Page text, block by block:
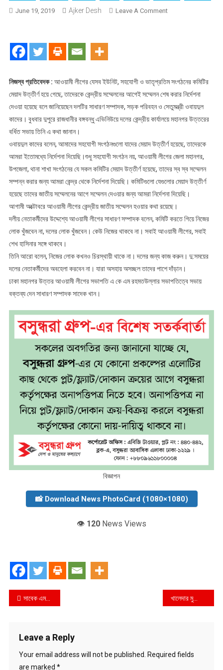
June 19, 2019 Ajker Desh Leave A CommentOn
গঠনের
নির্দেশনা
নিজস্ব প্রতিবেদক : আওয়ামী লীগের যেসব ইউনিট, সহযোগী ও ভাতৃপ্রতিম সংগঠনের কমিটির
মেয়াদ উত্তীর্ণ হয়ে গেছে, তাদেরকে কেন্দ্রীয় সম্মেলনের আগেই সম্মেলন শেষ করার নির্দেশনা
দেওয়া হয়েছে বলে জানিয়েছেন দলটির সাধারণ সম্পাদক, সড়ক পরিবহন ও সেতুমন্ত্রী ওবায়দুল
কাদের। বুধবার দুপুরে রাজধানীর বঙ্গবন্ধু এভিনিউয়ে দলের কেন্দ্রীয় কার্যালয়ে মহানগর উত্তরের
বর্ধিত সভায় তিনি এ কথা জানান।
ওবায়দুল কাদের বলেন, আমাদের সহযোগী সংগঠনগুলো যাদের মেয়াদ উত্তীর্ণ হয়েছে, তাদেরকে
আমরা ইতোমধ্যে নির্দেশনা দিয়েছি।শুধু সহযোগী সংগঠন নয়, আওয়ামী লীগের জেলা মহানগর,
উপজেলা, থানা শাখা সংগঠনের যে সকল কমিটির মেয়াদ উত্তীর্ণ হয়েছে, তাদের স্ব স্ব সম্মেলন
সম্পন্ন করার জন্য আমরা কেন্দ্র থেকে নির্দেশনা দিয়েছি। কমিটিগুলো যেগুলোর মেয়াদ উত্তীর্ণ
হয়েছে তাদের জাতীয় সম্মেলনের আগে সম্মেলন দেওয়ার জন্য আমরা নির্দেশনা দিয়েছি।
আগামী অক্টোবরে আওয়ামী লীগের কেন্দ্রীয় জাতীয় সম্মেলন হওয়ার কথা রয়েছে।
দলীয় নেতাকর্মীদের উদ্দেশ্যে আওয়ামী লীগের সাধারণ সম্পাদক বলেন, কমিটি করতে গিয়ে নিজের
লোক খুঁজবেন না, দলের লোক খুঁজবেন। কেউ নিজের থাকবে না। সবাই আওয়ামী লীগের, সবাই
শেখ হাসিনার সঙ্গে থাকবে।
তিনি আরো বলেন, নিজের লোক কখনও চিরস্থায়ী থাকে না। দলের জন্য কাজ করুন। দু:সময়ের
দলের নেতাকর্মীদের অবহেলা করবেন না। যারা অসহায় অসচ্ছল তাদের পাশে দাঁড়ান।
ঢাকা মহানগর উত্তর আওয়ামী লীগের সভাপতি এ কে এম রহমতউল্লার সভাপতিত্বে সভায়
বক্তব্য দেন সাধারণ সম্পাদক সাদেক খান।
বিজ্ঞাপন
📸 Download News PhotoCard (1080×1080)
👁️ 120 News Views
Post
সাবেক এমপি আউয়ালকে আবার দুদকে তলব খালেদার মুক্তির জন্য একমাত্র পথ আইনি লড়াই: তথ্যমন্ত্রী
Leave a Reply
Your email address will not be published. Required fields
are marked *